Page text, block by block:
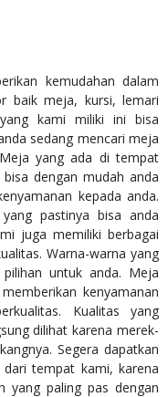
kemudahan dalam
baik meja, kursi, lemari
kami miliki ini bisa
sedang mencari meja
yang ada di tempat
dengan mudah anda
kepada anda.
pastinya bisa anda
juga memiliki berbagai
Warna-warna yang
untuk anda. Meja
kenyamanan
Kualitas yang
dilihat karena merek-
Segera dapatkan
tempat kami, karena
yang paling pas dengan